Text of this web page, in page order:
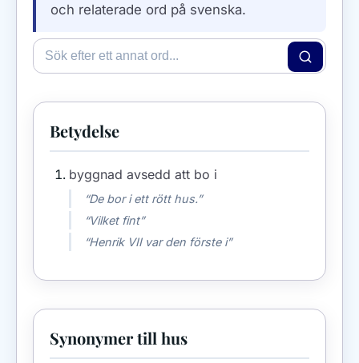
och relaterade ord på svenska.
Betydelse
byggnad avsedd att bo i
“De bor i ett rött hus.”
“Vilket fint”
“Henrik VII var den förste i”
Synonymer till hus